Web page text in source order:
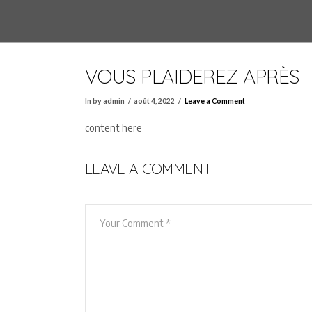
VOUS PLAIDEREZ APRÈS
In by admin août 4, 2022 Leave a Comment
content here
LEAVE A COMMENT